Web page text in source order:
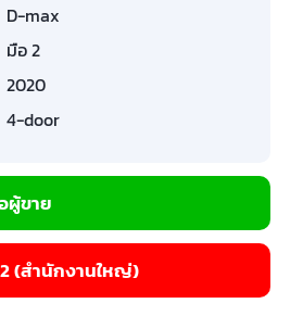
D-max
มือ 2
2020
4-door
ผู้ขาย
(สำนักงานใหญ่)